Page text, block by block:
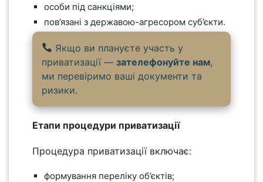
особи під санкціями;
пов’язані з державою-агресором суб’єкти.
Якщо ви плануєте участь у
приватизації — зателефонуйте нам,
ми перевіримо ваші документи та
ризики.
Етапи процедури приватизації
Процедура приватизації включає:
формування переліку об’єктів;